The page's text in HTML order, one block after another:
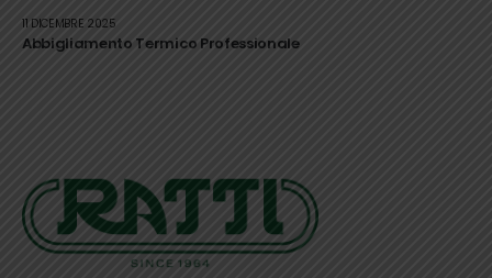
Abbigliamento Termico Professionale
11 DICEMBRE 2025